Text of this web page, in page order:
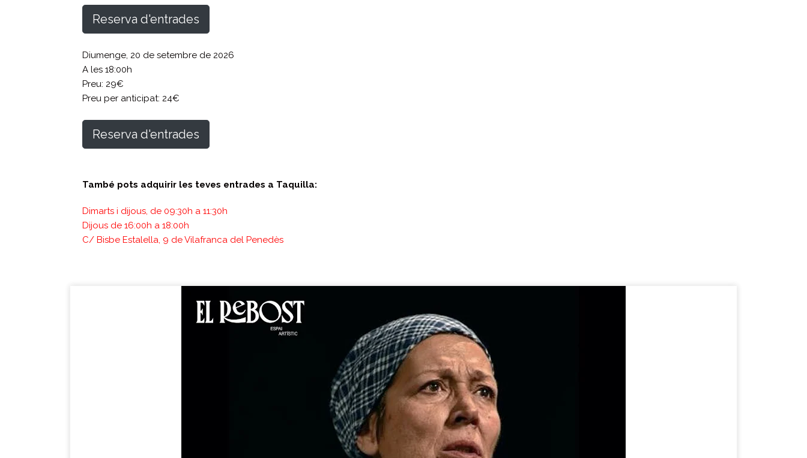
Reserva d'entrades
Diumenge, 20 de setembre de 2026
A les 18:00h
Preu: 29€
Preu per anticipat: 24€
Reserva d'entrades
També pots adquirir les teves entrades a Taquilla:
Dimarts i dijous, de 09:30h a 11:30h
Dijous de 16:00h a 18:00h
C/ Bisbe Estalella, 9 de Vilafranca del Penedès